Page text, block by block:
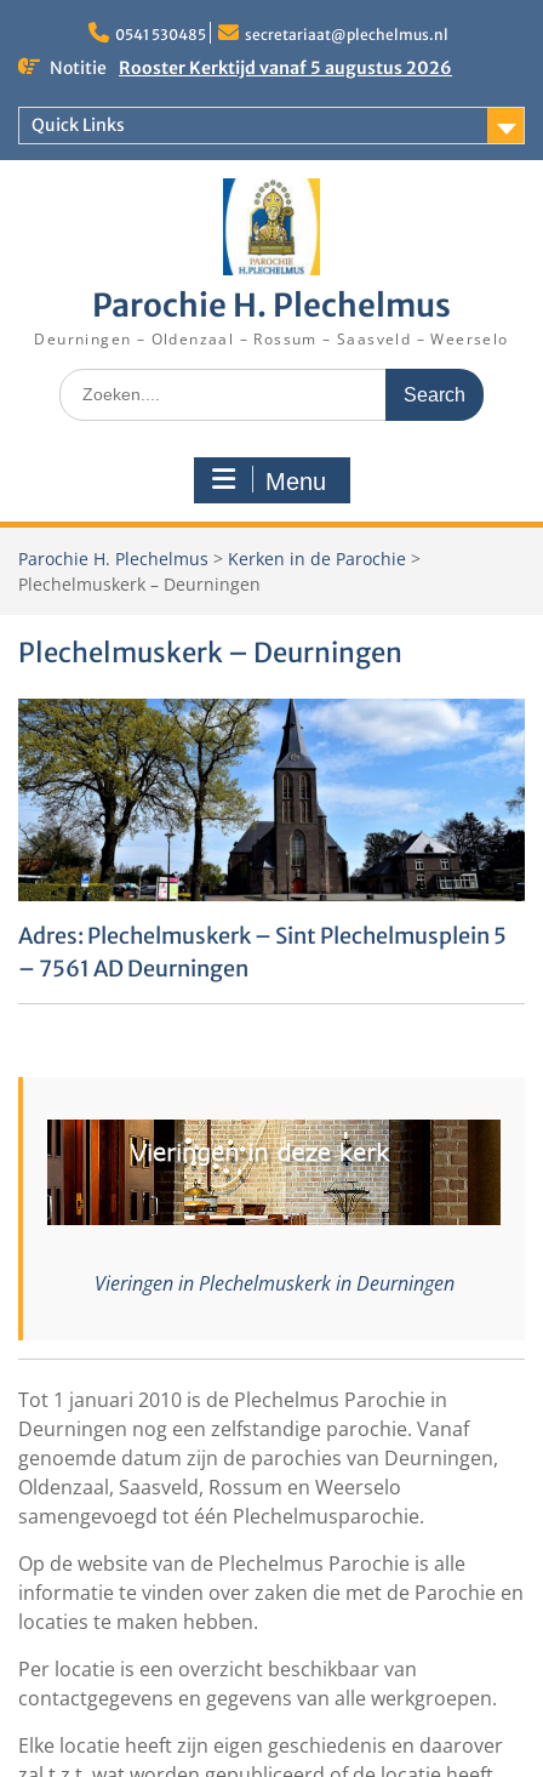
content
0541 530485 secretariaat@plechelmus.nl
Notitie
Rooster Kerktijd vanaf 5 augustus 2026
zondag 27 september 2026 in Klooster
Denekamp
Quick Links
Parochie H. Plechelmus
Deurningen – Oldenzaal – Rossum – Saasveld – Weerselo
Search
for:
Menu
Parochie H. Plechelmus > Kerken in de Parochie >
Plechelmuskerk – Deurningen
Plechelmuskerk – Deurningen
Adres: Plechelmuskerk – Sint Plechelmusplein 5
– 7561 AD Deurningen
Vieringen in Plechelmuskerk in Deurningen
Tot 1 januari 2010 is de Plechelmus Parochie in
Deurningen nog een zelfstandige parochie. Vanaf
genoemde datum zijn de parochies van Deurningen,
Oldenzaal, Saasveld, Rossum en Weerselo
samengevoegd tot één Plechelmusparochie.
Op de website van de Plechelmus Parochie is alle
informatie te vinden over zaken die met de Parochie en
locaties te maken hebben.
Per locatie is een overzicht beschikbaar van
contactgegevens en gegevens van alle werkgroepen.
Elke locatie heeft zijn eigen geschiedenis en daarover